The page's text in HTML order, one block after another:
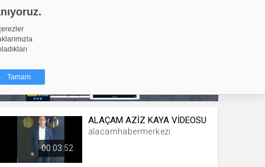
Tamam
küçük
İzniniz şu
00:03:52
ALAÇAM AZİZ KAYA VİDEOSU
alacamhabermerkezi